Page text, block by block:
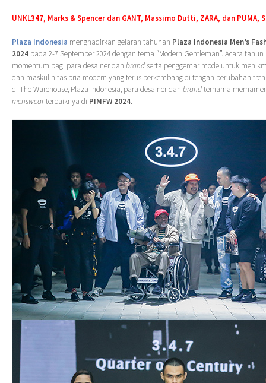
UNKL347, Marks & Spencer dan GANT, Massimo Dutti, ZARA, dan PUMA,
Plaza Indonesia menghadirkan gelaran tahunan Plaza Indonesia Men’s
2024 pada 2-7 September 2024 dengan tema “Modern Gentleman”. Acara
momentum bagi para desainer dan brand serta penggemar mode untuk
dan maskulinitas pria modern yang terus berkembang di tengah perubahan
di The Warehouse, Plaza Indonesia, para desainer dan brandternama
menswearterbaiknya di PIMFW 2024.